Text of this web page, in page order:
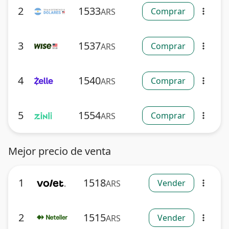
2 1533ARS Comprar more_vert
3 1537ARS Comprar more_vert
4 1540ARS Comprar more_vert
5 1554ARS Comprar more_vert
Mejor precio de venta
1 1518ARS Vender more_vert
2 1515ARS Vender more_vert